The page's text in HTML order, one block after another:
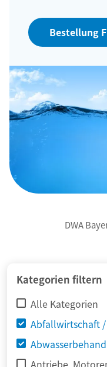
Bestellung
DWA
Kategorien filtern
Alle Kategorien
Abfallwirtschaft
Antriebe,